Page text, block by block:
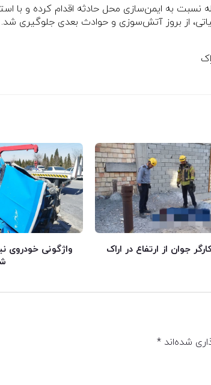
نسبت به ایمن‌سازی محل حادثه اقدام کرده و
از بروز آتش‌سوزی و حوادث بعدی جلوگیری
جوان از ارتفاع در اراک
واژگونی خودروی
شده‌اند *